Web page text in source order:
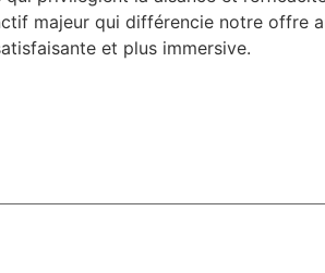
majeur qui différencie notre offre
et plus immersive.